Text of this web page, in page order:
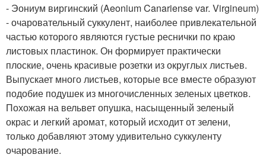
- Эониум виргинский (Aeonium Canariense var. Virgineum)
- очаровательный суккулент, наиболее привлекательной
частью которого являются густые реснички по краю
листовых пластинок. Он формирует практически
плоские, очень красивые розетки из округлых листьев.
Выпускает много листьев, которые все вместе образуют
подобие подушек из многочисленных зеленых цветков.
Похожая на вельвет опушка, насыщенный зеленый
окрас и легкий аромат, который исходит от зелени,
только добавляют этому удивительно суккуленту
очарование.